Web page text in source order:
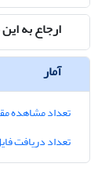
ارجاع به این
آمار
تعداد مشاهده
تعداد دریافت